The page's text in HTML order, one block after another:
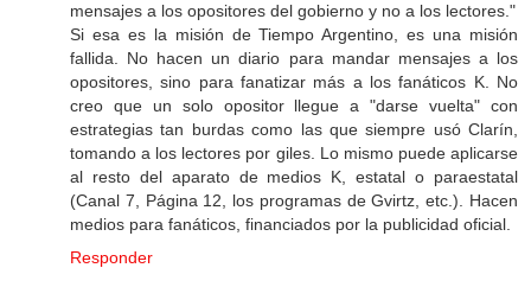
mensajes a los opositores del gobierno y no a los lectores."
Si esa es la misión de Tiempo Argentino, es una misión
fallida. No hacen un diario para mandar mensajes a los
opositores, sino para fanatizar más a los fanáticos K. No
creo que un solo opositor llegue a "darse vuelta" con
estrategias tan burdas como las que siempre usó Clarín,
tomando a los lectores por giles. Lo mismo puede aplicarse
al resto del aparato de medios K, estatal o paraestatal
(Canal 7, Página 12, los programas de Gvirtz, etc.). Hacen
medios para fanáticos, financiados por la publicidad oficial.
Responder